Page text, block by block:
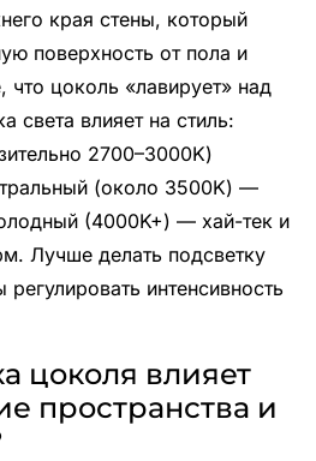
края стены, который
поверхность от пола и
что цоколь «лавирует» над
света влияет на стиль:
2700–3000K)
(около 3500K) —
(4000K+) — хай-тек и
Лучше делать подсветку
интенсивность
цоколя влияет
пространства и